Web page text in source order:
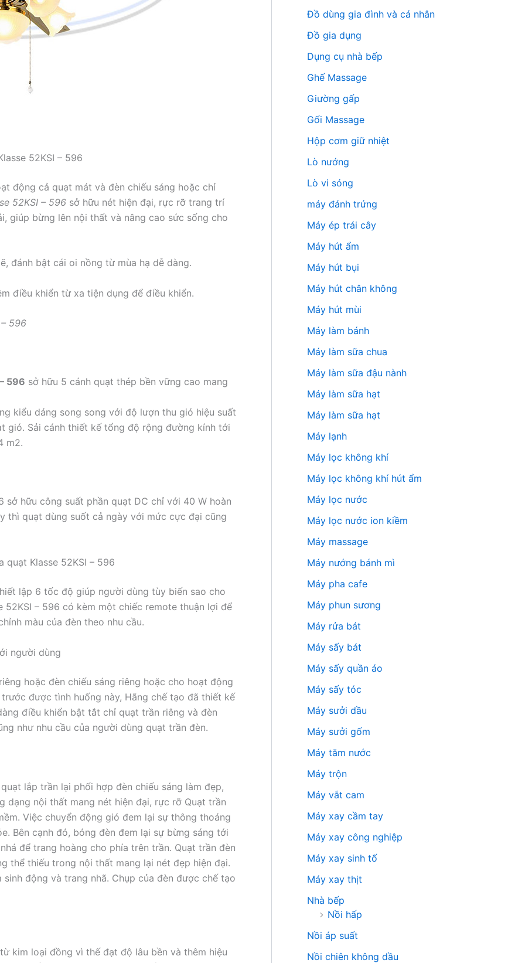
52KSI – 596
động cả quạt mát và đèn chiếu sáng hoặc chỉ
52KSI – 596 sở hữu nét hiện đại, rực rỡ trang trí
giúp bừng lên nội thất và nâng cao sức sống cho
đánh bật cái oi nồng từ mùa hạ dễ dàng.
điều khiển từ xa tiện dụng để điều khiển.
596
596 sở hữu 5 cánh quạt thép bền vững cao mang
kiểu dáng song song với độ lượn thu gió hiệu suất
gió. Sải cánh thiết kế tổng độ rộng đường kính tới
m2.
sở hữu công suất phần quạt DC chỉ với 40 W hoàn
thì quạt dùng suốt cả ngày với mức cực đại cũng
Klasse 52KSI – 596
lập 6 tốc độ giúp người dùng tùy biến sao cho
52KSI – 596 có kèm một chiếc remote thuận lợi để
màu của đèn theo nhu cầu.
người dùng
hoặc đèn chiếu sáng riêng hoặc cho hoạt động
được tình huống này, Hãng chế tạo đã thiết kế
điều khiển bật tắt chỉ quạt trần riêng và đèn
như nhu cầu của người dùng quạt trần đèn.
lắp trần lại phối hợp đèn chiếu sáng làm đẹp,
dạng nội thất mang nét hiện đại, rực rỡ Quạt trần
Việc chuyển động gió đem lại sự thông thoáng
Bên cạnh đó, bóng đèn đem lại sự bừng sáng tới
để trang hoàng cho phía trên trần. Quạt trần đèn
thể thiếu trong nội thất mang lại nét đẹp hiện đại.
động và trang nhã. Chụp của đèn được chế tạo
kim loại đồng vì thế đạt độ lâu bền và thêm hiệu
Đồ dùng gia đình và cá nhân
Đồ gia dụng
Dụng cụ nhà bếp
Ghế Massage
Giường gấp
Gối Massage
Hộp cơm giữ nhiệt
Lò nướng
Lò vi sóng
máy đánh trứng
Máy ép trái cây
Máy hút ẩm
Máy hút bụi
Máy hút chân không
Máy hút mùi
Máy làm bánh
Máy làm sữa chua
Máy làm sữa đậu nành
Máy làm sữa hạt
Máy làm sữa hạt
Máy lạnh
Máy lọc không khí
Máy lọc không khí hút ẩm
Máy lọc nước
Máy lọc nước ion kiềm
Máy massage
Máy nướng bánh mì
Máy pha cafe
Máy phun sương
Máy rửa bát
Máy sấy bát
Máy sấy quần áo
Máy sấy tóc
Máy sưởi dầu
Máy sưởi gốm
Máy tăm nước
Máy trộn
Máy vắt cam
Máy xay cầm tay
Máy xay công nghiệp
Máy xay sinh tố
Máy xay thịt
Nhà bếp
Nồi hấp
Nồi áp suất
Nồi chiên không dầu